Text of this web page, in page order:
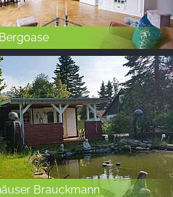
Brauckmann
про використання